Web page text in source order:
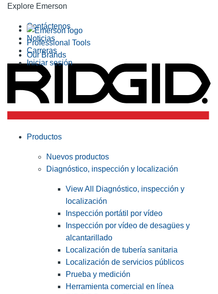
Explore Emerson
Professional Tools
Our Brands
Contáctenos
Noticias
Carreras
Iniciar sesión
Productos
Nuevos productos
Diagnóstico, inspección y localización
View All Diagnóstico, inspección y
localización
Inspección portátil por vídeo
Inspección por vídeo de desagües y
alcantarillado
Localización de tubería sanitaria
Localización de servicios públicos
Prueba y medición
Herramienta comercial en línea